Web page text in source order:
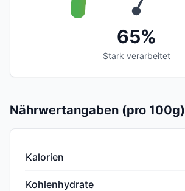
65%
Stark verarbeitet
Nährwertangaben (pro 100g)
Kalorien
Kohlenhydrate